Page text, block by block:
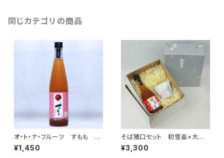
同じカテゴリの商品
オ・ト・ナ・フルーツ すもも 5
00ml
¥1,450
そば猪口セット 初雪盃×大西
陶芸 七折小梅梅酒×イッチン
ピンクローズ蕎麦猪口セット
¥3,300